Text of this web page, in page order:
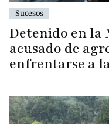
Sucesos
Detenido en la
acusado de
enfrentarse a